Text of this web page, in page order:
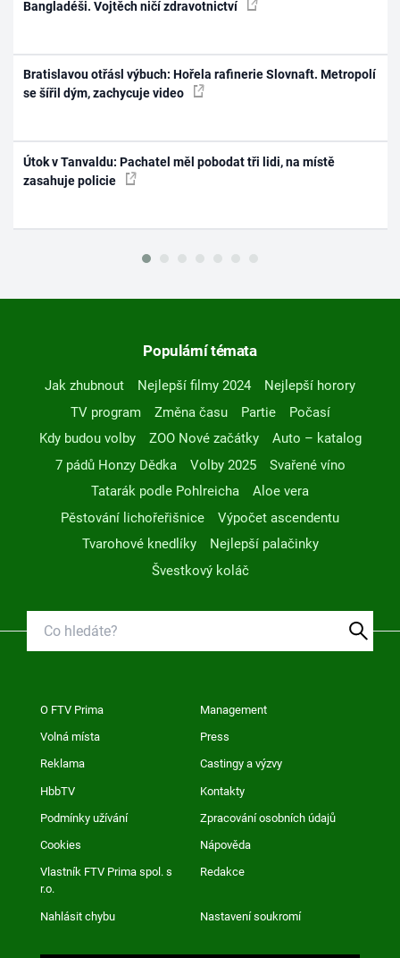
Bangladéši. Vojtěch ničí zdravotnictví
Bratislavou otřásl výbuch: Hořela rafinerie Slovnaft. Metropolí
se šířil dým, zachycuje video
Útok v Tanvaldu: Pachatel měl pobodat tři lidi, na místě
zasahuje policie
Populární témata
Jak zhubnout Nejlepší filmy 2024
Nejlepší horory
TV program
Změna času Partie
Počasí
Kdy budou volby
ZOO Nové začátky
Auto – katalog
7 pádů Honzy Dědka
Volby 2025
Svařené víno
Tatarák podle Pohlreicha
Aloe vera
Pěstování lichořeřišnice
Výpočet ascendentu
Tvarohové knedlíky
Nejlepší palačinky
Švestkový koláč
O FTV Prima Management
Volná místa Press
Reklama Castingy a výzvy
HbbTV Kontakty
Podmínky užívání Zpracování osobních údajů
Cookies Nápověda
Vlastník FTV Prima spol. s
r.o.
Redakce
Nahlásit chybu Nastavení soukromí